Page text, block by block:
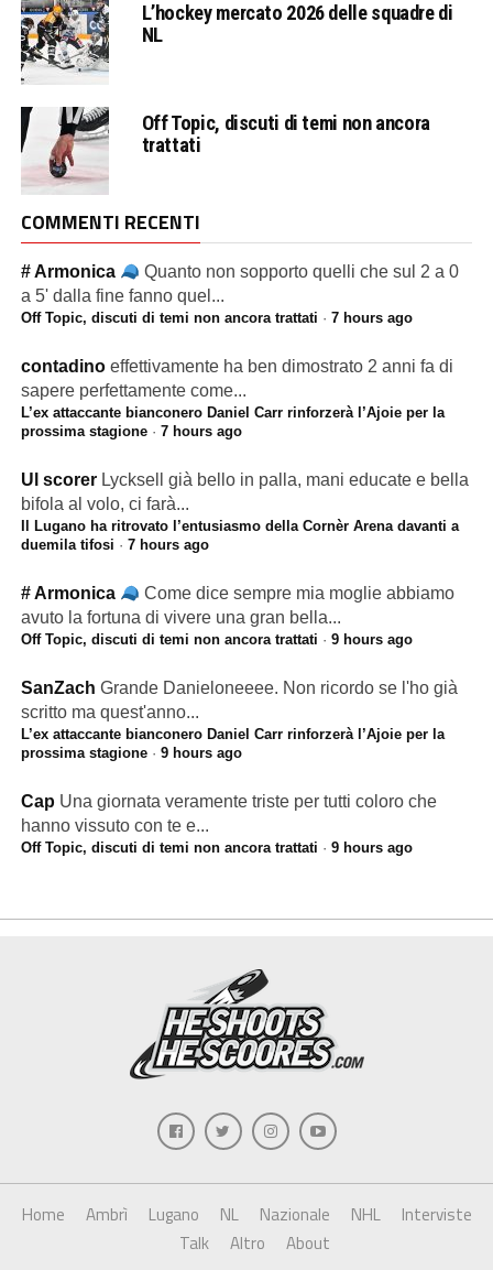
L’hockey mercato 2026 delle squadre di
NL
Off Topic, discuti di temi non ancora
trattati
COMMENTI RECENTI
# Armonica
Quanto non sopporto quelli che sul 2 a 0
a 5' dalla fine fanno quel...
Off Topic, discuti di temi non ancora trattati · 7 hours ago
contadino effettivamente ha ben dimostrato 2 anni fa di
sapere perfettamente come...
L’ex attaccante bianconero Daniel Carr rinforzerà l’Ajoie per la
prossima stagione· 7 hours ago
Ul scorer Lycksell già bello in palla, mani educate e bella
bifola al volo, ci farà...
Il Lugano ha ritrovato l’entusiasmo della Cornèr Arena davanti a
duemila tifosi · 7 hours ago
# Armonica
Come dice sempre mia moglie abbiamo
avuto la fortuna di vivere una gran bella...
Off Topic, discuti di temi non ancora trattati · 9 hours ago
SanZach Grande Danieloneeee. Non ricordo se l'ho già
scritto ma quest'anno...
L’ex attaccante bianconero Daniel Carr rinforzerà l’Ajoie per la
prossima stagione· 9 hours ago
Cap Una giornata veramente triste per tutti coloro che
hanno vissuto con te e...
Off Topic, discuti di temi non ancora trattati · 9 hours ago
Home Ambrì Lugano NL Nazionale NHL
Interviste
Talk
Altro About